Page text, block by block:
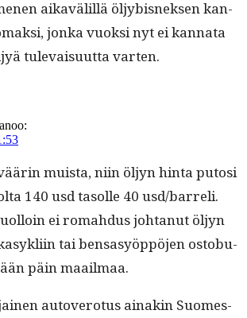
aikavälil­lä öljy­bis­nek­sen kan­
jon­ka vuok­si nyt ei kan­na­ta
tule­vaisu­ut­ta varten.
muista, niin öljyn hin­ta putosi
140 usd tasolle 40 usd/barreli.
ei rom­ah­dus johtanut öljyn
tai ben­sasyöp­pö­jen osto­bu­
päin maailmaa.
autovero­tus ainakin Suomes­